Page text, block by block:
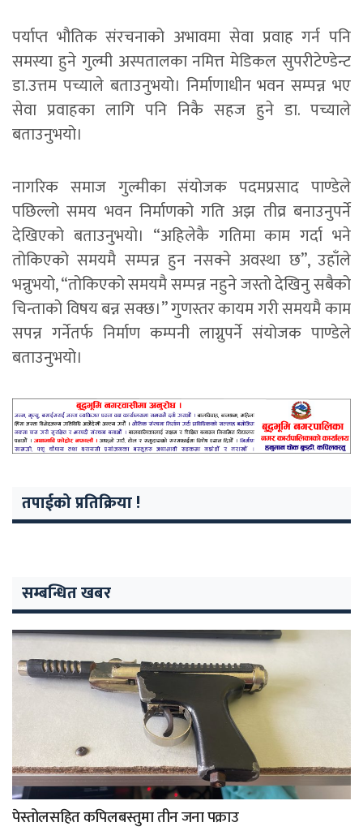
पर्याप्त भौतिक संरचनाको अभावमा सेवा प्रवाह गर्न पनि
समस्या हुने गुल्मी अस्पतालका नमित्त मेडिकल सुपरीटेण्डेन्ट
डा.उत्तम पच्याले बताउनुभयो। निर्माणाधीन भवन सम्पन्न भए
सेवा प्रवाहका लागि पनि निकै सहज हुने डा. पच्याले
बताउनुभयो।
नागरिक समाज गुल्मीका संयोजक पदमप्रसाद पाण्डेले
पछिल्लो समय भवन निर्माणको गति अझ तीव्र बनाउनुपर्ने
देखिएको बताउनुभयो। “अहिलेकै गतिमा काम गर्दा भने
तोकिएको समयमै सम्पन्न हुन नसक्ने अवस्था छ”, उहाँले
भन्नुभयो, “तोकिएको समयमै सम्पन्न नहुने जस्तो देखिनु सबैको
चिन्ताको विषय बन्न सक्छ।” गुणस्तर कायम गरी समयमै काम
सपन्न गर्नेतर्फ निर्माण कम्पनी लाग्नुपर्ने संयोजक पाण्डेले
बताउनुभयो।
तपाईको प्रतिक्रिया !
सम्बन्धित खबर
पेस्तोलसहित कपिलबस्तुमा तीन जना पक्राउ